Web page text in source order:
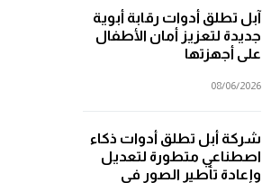
آبل تطلق أدوات رقابة أبوية
جديدة لتعزيز أمان الأطفال
على أجهزتها
08/06/2026
شركة أبل تطلق أدوات ذكاء
اصطناعي متطورة لتعديل
وإعادة تأطير الصور في